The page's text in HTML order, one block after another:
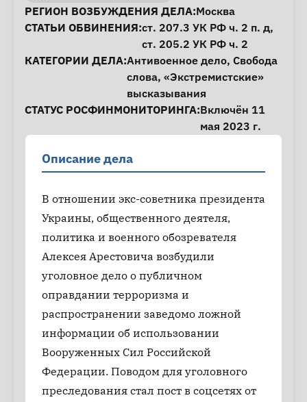
Информация о деле
РЕГИОН ВОЗБУЖДЕНИЯ ДЕЛА:Москва
СТАТЬИ ОБВИНЕНИЯ:ст. 207.3 УК РФ ч. 2 п. д,
ст. 205.2 УК РФ ч. 2
КАТЕГОРИИ ДЕЛА:Антивоенное дело, Свобода
слова, «Экстремистские»
высказывания
СТАТУС РОСФИНМОНИТОРИНГА:Включён 11
мая 2023 г.
Описание дела
В отношении экс-советника президента
Украины, общественного деятеля,
политика и военного обозревателя
Алексея Арестовича возбудили
уголовное дело о публичном
оправдании терроризма и
распространении заведомо ложной
информации об использовании
Вооруженных Сил Российской
Федерации. Поводом для уголовного
преследования стал пост в соцсетях от